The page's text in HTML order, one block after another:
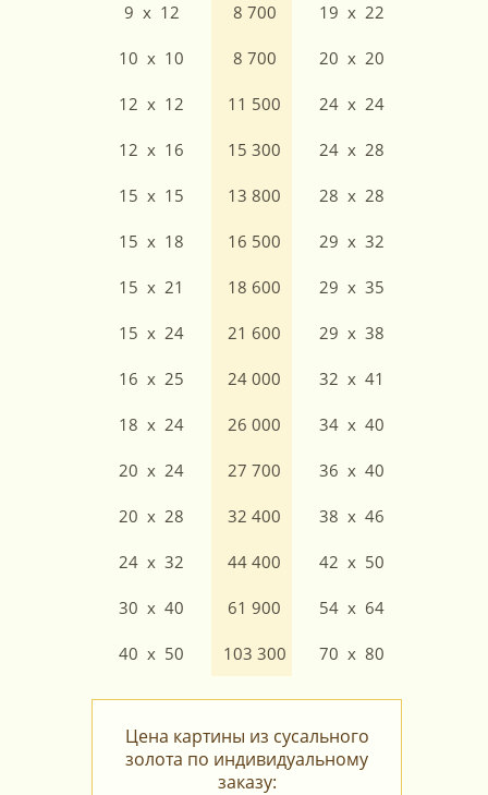
9 x 12 8 700 19 x 22
10 x 10 8 700 20 x 20
12 x 12 11 500 24 x 24
12 x 16 15 300 24 x 28
15 x 15 13 800 28 x 28
15 x 18 16 500 29 x 32
15 x 21 18 600 29 x 35
15 x 24 21 600 29 x 38
16 x 25 24 000 32 x 41
18 x 24 26 000 34 x 40
20 x 24 27 700 36 x 40
20 x 28 32 400 38 x 46
24 x 32 44 400 42 x 50
30 x 40 61 900 54 x 64
40 x 50 103 300 70 x 80
Цена картины из сусального
золота по индивидуальному
заказу: